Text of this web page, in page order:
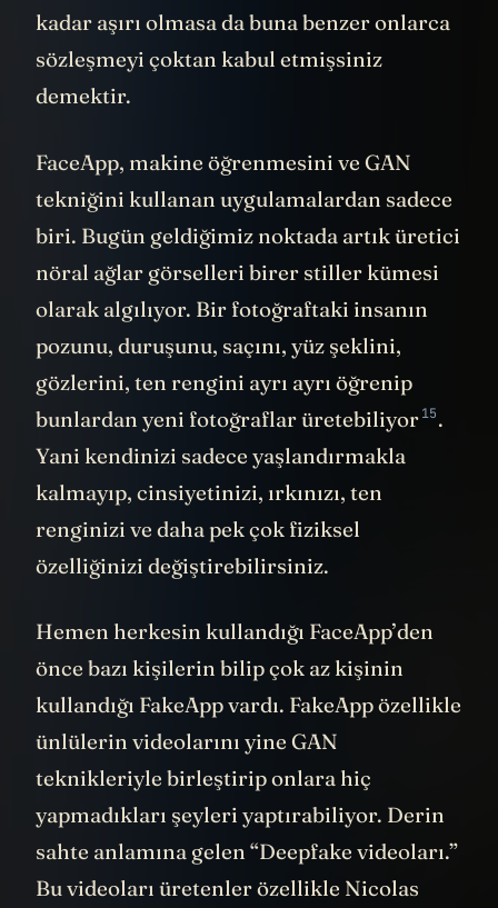
kadar aşırı olmasa da buna benzer onlarca
sözleşmeyi çoktan kabul etmişsiniz
demektir.
FaceApp, makine öğrenmesini ve GAN
tekniğini kullanan uygulamalardan sadece
biri. Bugün geldiğimiz noktada artık üretici
nöral ağlar görselleri birer stiller kümesi
olarak algılıyor. Bir fotoğraftaki insanın
pozunu, duruşunu, saçını, yüz şeklini,
gözlerini, ten rengini ayrı ayrı öğrenip
bunlardan yeni fotoğraflarüretebiliyor15.
Yani kendinizi sadece yaşlandırmakla
kalmayıp, cinsiyetinizi, ırkınızı, ten
renginizi ve daha pek çok fiziksel
özelliğinizi değiştirebilirsiniz.
Hemen herkesin kullandığı FaceApp’den
önce bazı kişilerin bilip çok az kişinin
kullandığı FakeApp vardı. FakeApp özellikle
ünlülerin videolarını yine GAN
teknikleriyle birleştirip onlara hiç
yapmadıkları şeyleri yaptırabiliyor. Derin
sahte anlamına gelen “Deepfake videoları.”
Bu videoları üretenler özellikle Nicolas